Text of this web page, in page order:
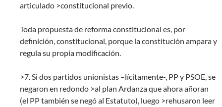
articulado >constitucional previo.
Toda propuesta de reforma constitucional es, por
definición, constitucional, porque la constitución ampara y
regula su propia modificación.
>7. Si dos partidos unionistas –lícitamente-, PP y PSOE, se
negaron en redondo >al plan Ardanza que ahora añoran
(el PP también se negó al Estatuto), luego >rehusaron leer